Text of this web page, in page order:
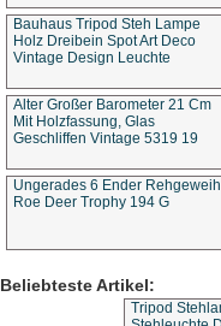
Bauhaus Tripod Steh Lampe
Holz Dreibein Spot Art Deco
Vintage Design Leuchte
Alter Großer Barometer 21 Cm
Mit Holzfassung, Glas
Geschliffen Vintage 5319 19
Ungerades 6 Ender Rehgeweih
Roe Deer Trophy 194 G
Beliebteste Artikel:
Tripod